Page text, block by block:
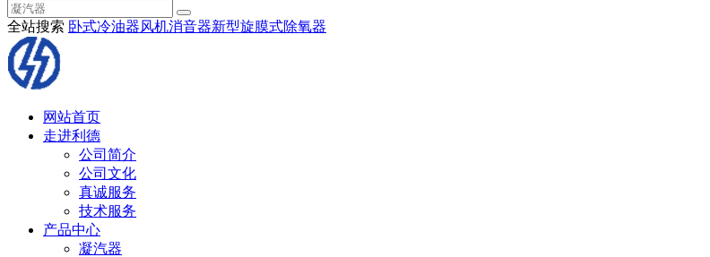
全站搜索 卧式冷油器风机消音器新型旋膜式除氧器
网站首页
走进利德
公司简介
公司文化
真诚服务
技术服务
产品中心
凝汽器